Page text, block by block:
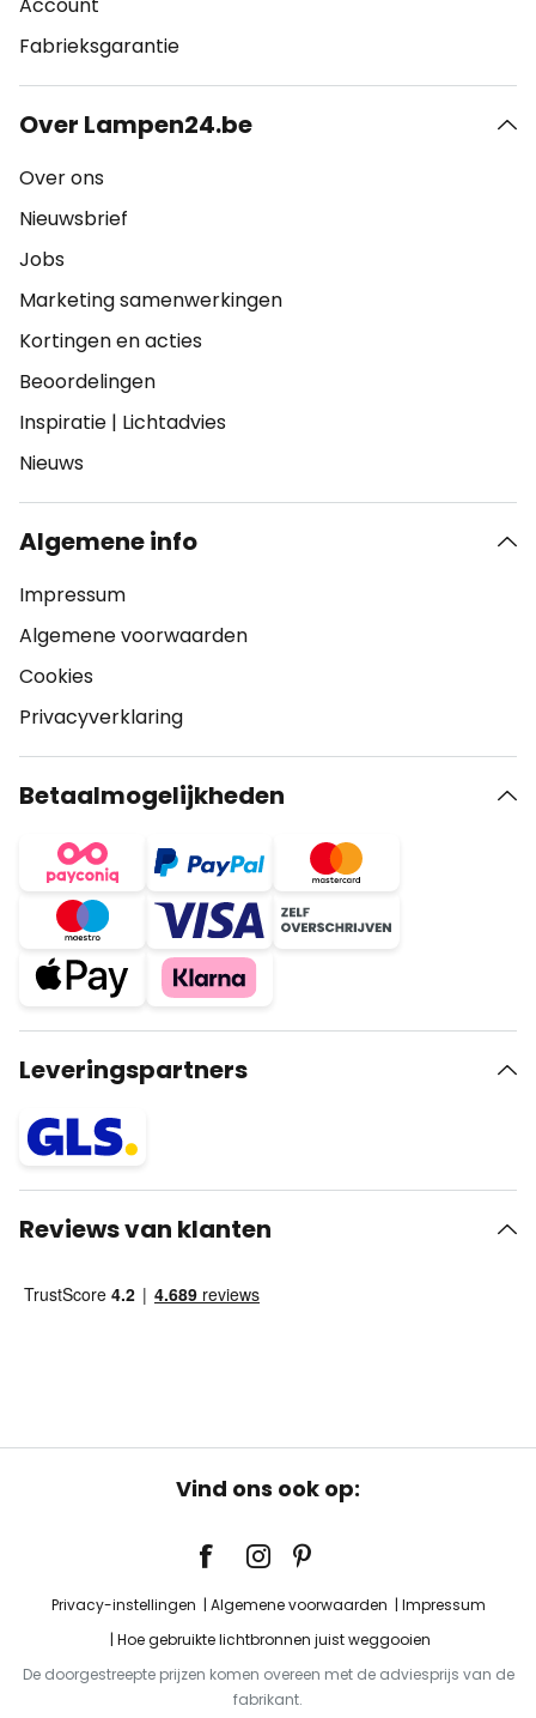
Fabrieksgarantie
Over Lampen24.be
Over ons
Nieuwsbrief
Jobs
Marketing samenwerkingen
Kortingen en acties
Beoordelingen
Inspiratie | Lichtadvies
Nieuws
Algemene info
Impressum
Algemene voorwaarden
Cookies
Privacyverklaring
Betaalmogelijkheden
Leveringspartners
Reviews van klanten
Vind ons ook op:
Privacy-instellingen Algemene voorwaarden
Impressum
Hoe gebruikte lichtbronnen juist weggooien
De doorgestreepte prijzen komen overeen met de adviesprijs van de
fabrikant.